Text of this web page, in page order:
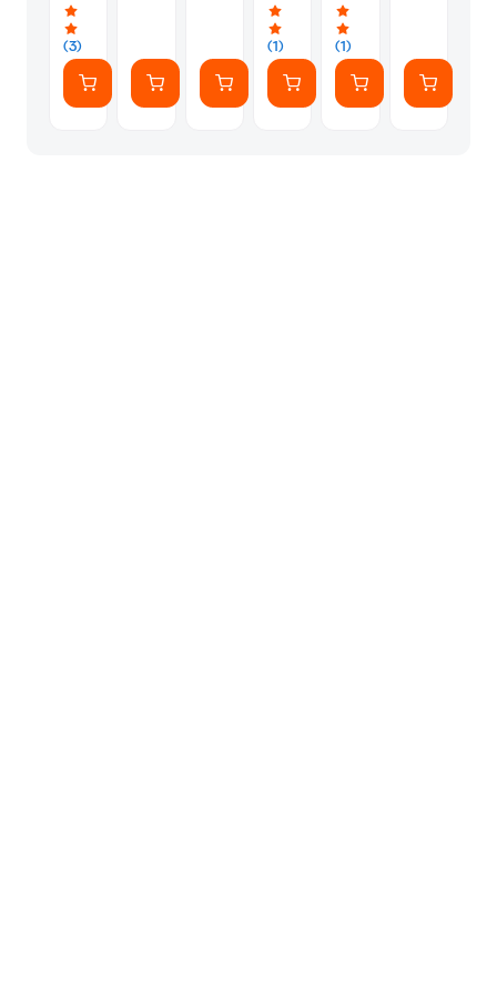
Orange
(3)
Titanium
Milanese
Loop
- M
Titanium
Milanese
Loop
- S
Orange
(1)
with
Black
Titanium
Milanese
Loop
- L
(1)
Natural
Milanese
Loop
-